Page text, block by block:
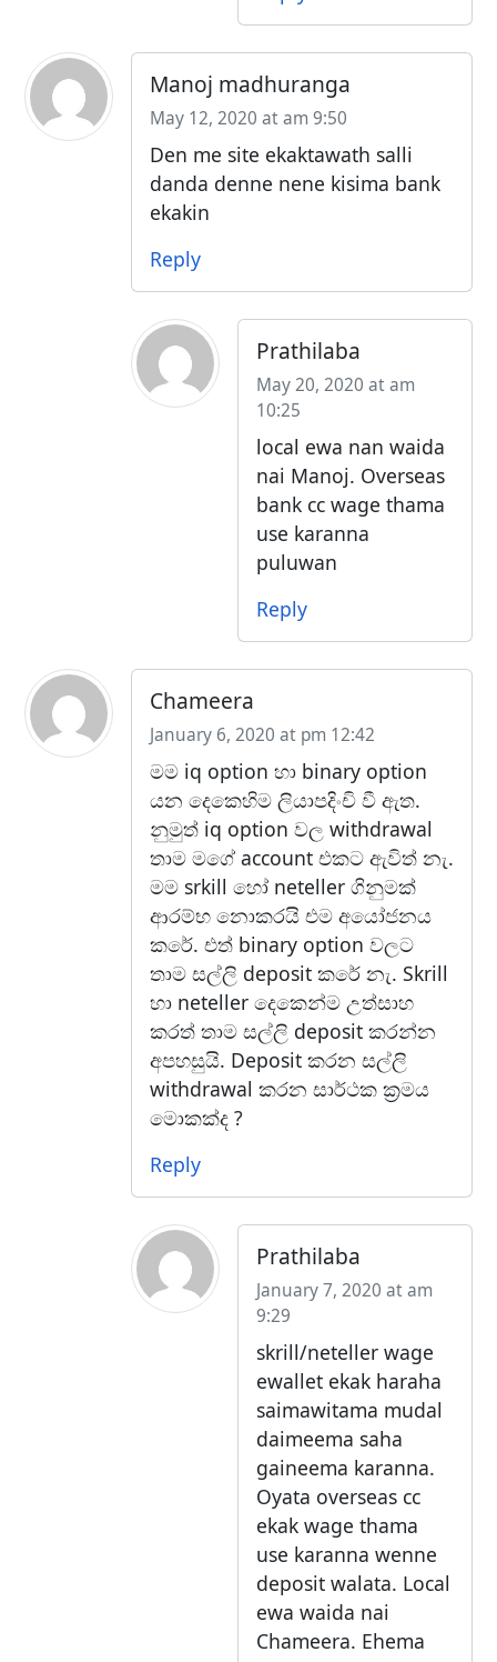
Manoj madhuranga
May 12, 2020 at am 9:50
Den me site ekaktawath salli
danda denne nene kisima bank
ekakin
Reply
Prathilaba
May 20, 2020 at am
10:25
local ewa nan waida
nai Manoj. Overseas
bank cc wage thama
use karanna
puluwan
Reply
Chameera
January 6, 2020 at pm 12:42
මම iq option හා binary option
යන දෙකෙහිම ලියාපදිංචි වී ඇත.
නුමුත් iq option වල withdrawal
තාම මගේ account එකට ඇවිත් නැ.
මම srkill හෝ neteller ගිනුමක්
ආරම්භ නොකරයි එම අයෝජනය
කරේ. එත් binary option වලට
තාම සල්ලි deposit කරේ නැ. Skrill
හා neteller දෙකෙන්ම උත්සාහ
කරත් තාම සල්ලි deposit කරන්න
අපහසුයි. Deposit කරන සල්ලි
withdrawal කරන සාර්ථක ක්‍රමය
මොකක්ද ?
Reply
Prathilaba
January 7, 2020 at am
9:29
skrill/neteller wage
ewallet ekak haraha
saimawitama mudal
daimeema saha
gaineema karanna.
Oyata overseas cc
ekak wage thama
use karanna wenne
deposit walata. Local
ewa waida nai
Chameera. Ehema